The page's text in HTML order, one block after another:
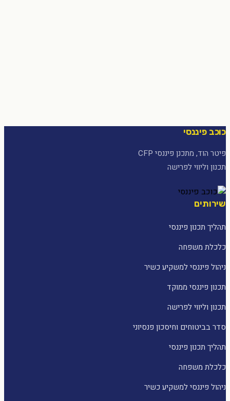
כוכב פיננסי
פיטר הוד, מתכנן פיננסי CFP
תכנון וליווי לפרישה
שירותים
תהליך תכנון פיננסי
כלכלת משפחה
ניהול פיננסי למשקיע כשיר
תכנון פיננסי ממוקד
תכנון וליווי לפרישה
סדר בביטוחים וחיסכון פנסיוני
תהליך תכנון פיננסי
כלכלת משפחה
ניהול פיננסי למשקיע כשיר